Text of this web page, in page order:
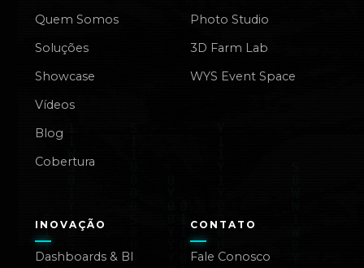
Quem Somos
Soluções
Showcase
Vídeos
Blog
Cobertura
Photo Studio
3D Farm Lab
WYS Event Space
INOVAÇÃO
Dashboards & BI
CONTATO
Fale Conosco